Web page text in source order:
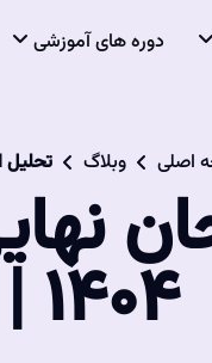
دوره های آموزشی
اصلی وبلاگ تحلیل
1404 | نکات طلایی